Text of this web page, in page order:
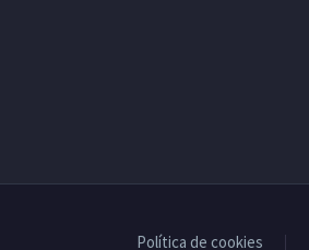
Política de cookies